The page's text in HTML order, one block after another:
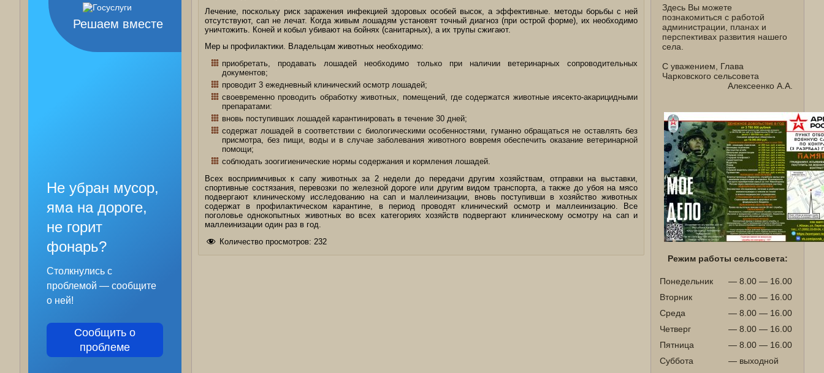
Решаем вместе
Не убран мусор,
яма на дороге,
не горит
фонарь?
Столкнулись с
проблемой — сообщите
о ней!
Сообщить о
проблеме
Лечение, поскольку риск заражения инфекцией здоровых особей высок, а эффективные. методы борьбы с ней
отсутствуют, сап не лечат. Когда живым лошадям установят точный диагноз (при острой форме), их необходимо
уничтожить. Коней и кобыл убивают на бойнях (санитарных), а их трупы сжигают.
Мер ы профилактики. Владельцам животных необходимо:
приобретать, продавать лошадей необходимо только при наличии ветеринарных сопроводительных
документов;
проводит 3 ежедневный клинический осмотр лошадей;
своевременно проводить обработку животных, помещений, где содержатся животные иясекто-акарицидными
препаратами:
вновь поступивших лошадей карантинировать в течение 30 дней;
содержат лошадей в соответствии с биологическими особенностями, гуманно обращаться не оставлять без
присмотра, без пищи, воды и в случае заболевания животного вовремя обеспечить оказание ветеринарной
помощи;
соблюдать зоогигиенические нормы содержания и кормления лошадей.
Всех восприимчивых к сапу животных за 2 недели до передачи другим хозяйствам, отправки на выставки,
спортивные состязания, перевозки по железной дороге или другим видом транспорта, а также до убоя на мясо
подвергают клиническому исследованию на сап и маллеинизации, вновь поступивши в хозяйство животных
содержат в профилактическом карантине, в период проводят клинический осмотр и маллеинизацию. Все
поголовье однокопытных животных во всех категориях хозяйств подвергают клиническому осмотру на сап и
маллеинизации один раз в год.
Количество просмотров: 232
Здесь Вы можете
познакомиться с работой
администрации, планах и
перспективах развития нашего
села.
С уважением, Глава
Чарковского сельсовета
Алексеенко А.А.
Режим работы сельсовета:
Понедельник
— 8.00 — 16.00
Вторник
— 8.00 — 16.00
Среда
— 8.00 — 16.00
Четверг
— 8.00 — 16.00
Пятница
— 8.00 — 16.00
Суббота
— выходной